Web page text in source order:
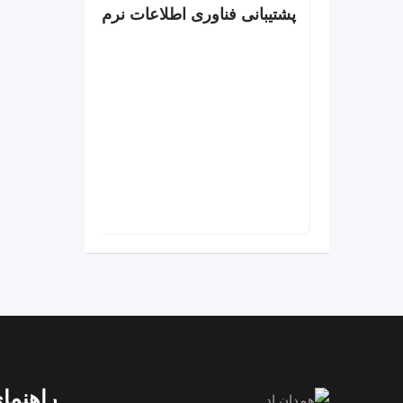
پشتیبانی فناوری اطلاعات نرم افزار و سخت